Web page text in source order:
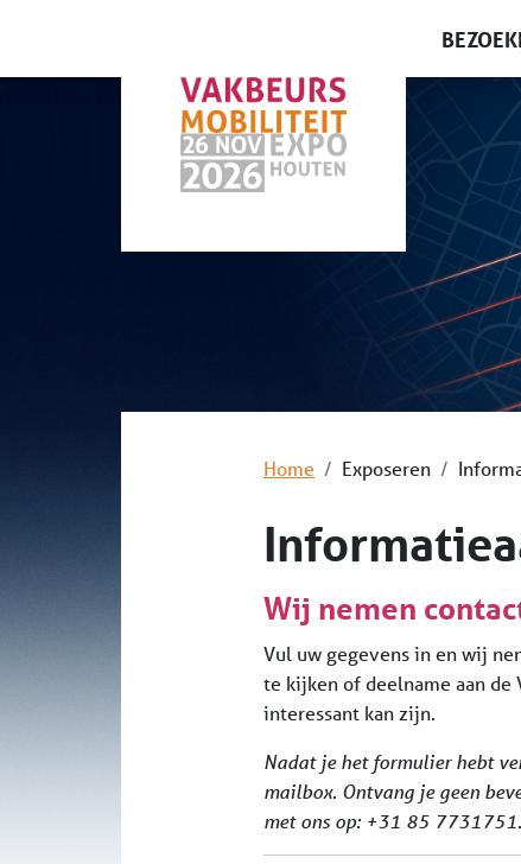
Gratis
Home Exposeren
Wij nemen
Vul uw gegevens in en wij
te kijken of deelname aan
interessant kan zijn.
Nadat je het formulier hebt
mailbox. Ontvang je geen
met ons op: +31 85 7731751.